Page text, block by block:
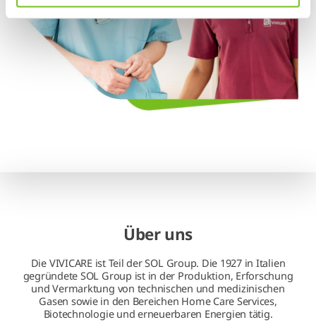
Über uns
Die VIVICARE ist Teil der SOL Group. Die 1927 in Italien
gegründete SOL Group ist in der Produktion, Erforschung
und Vermarktung von technischen und medizinischen
Gasen sowie in den Bereichen Home Care Services,
Biotechnologie und erneuerbaren Energien tätig.